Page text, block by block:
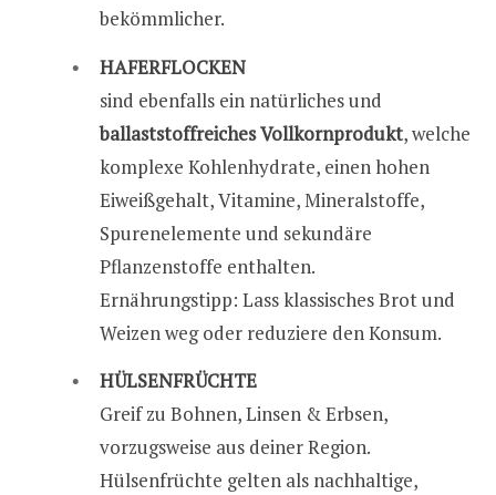
bekömmlicher.
HAFERFLOCKEN
sind ebenfalls ein natürliches und
ballaststoffreiches Vollkornprodukt, welche
komplexe Kohlenhydrate, einen hohen
Eiweißgehalt, Vitamine, Mineralstoffe,
Spurenelemente und sekundäre
Pflanzenstoffe enthalten.
Ernährungstipp: Lass klassisches Brot und
Weizen weg oder reduziere den Konsum.
HÜLSENFRÜCHTE
Greif zu Bohnen, Linsen & Erbsen,
vorzugsweise aus deiner Region.
Hülsenfrüchte gelten als nachhaltige,